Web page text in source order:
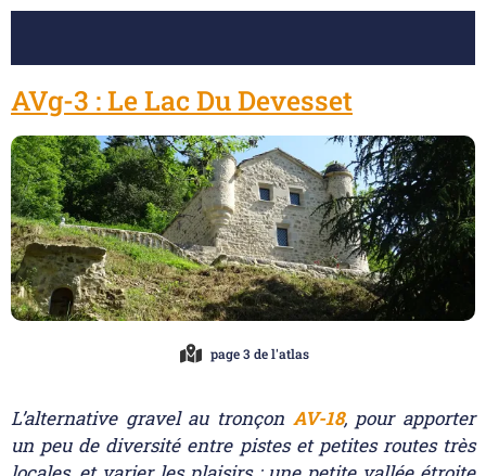
AVg-3 : Le Lac Du Devesset
page 3 de l'atlas
L’alternative gravel au tronçon AV-18, pour apporter
un peu de diversité entre pistes et petites routes très